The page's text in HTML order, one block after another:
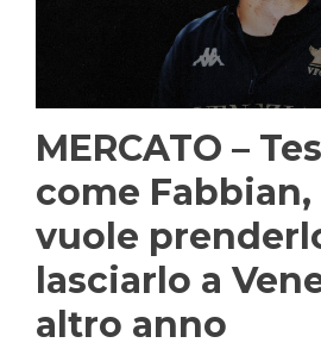
MERCATO –
come Fabbian,
vuole
lasciarlo a
altro anno